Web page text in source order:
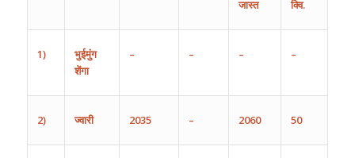
जास्त
क्वि.
1)
भुईमुंग
शेंगा
– – – –
2) ज्वारी 2035 – 2060 50